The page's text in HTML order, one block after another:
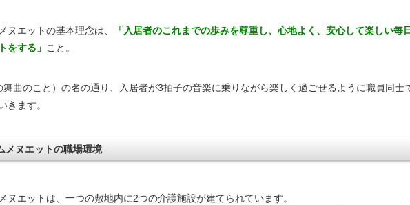
ヌエットの基本理念は、
「入居者のこれまでの歩みを尊重し、心地よく、安心して楽しい毎
をする」 こと。
舞曲のこと）の名の通り、入居者が3拍子の音楽に乗りながら楽しく過ごせるように職員同士
きます。
メヌエットの職場環境
ヌエットは、一つの敷地内に2つの介護施設が建てられています。